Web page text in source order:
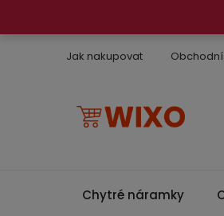
Jak nakupovat
Chytré náramky